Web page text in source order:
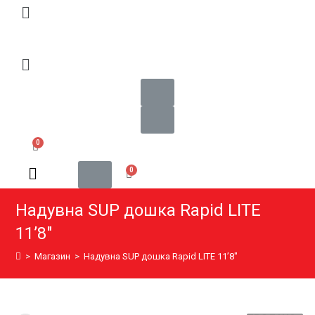
Надувна SUP дошка Rapid LITE
11’8″
> Магазин > Надувна SUP дошка Rapid LITE 11’8″